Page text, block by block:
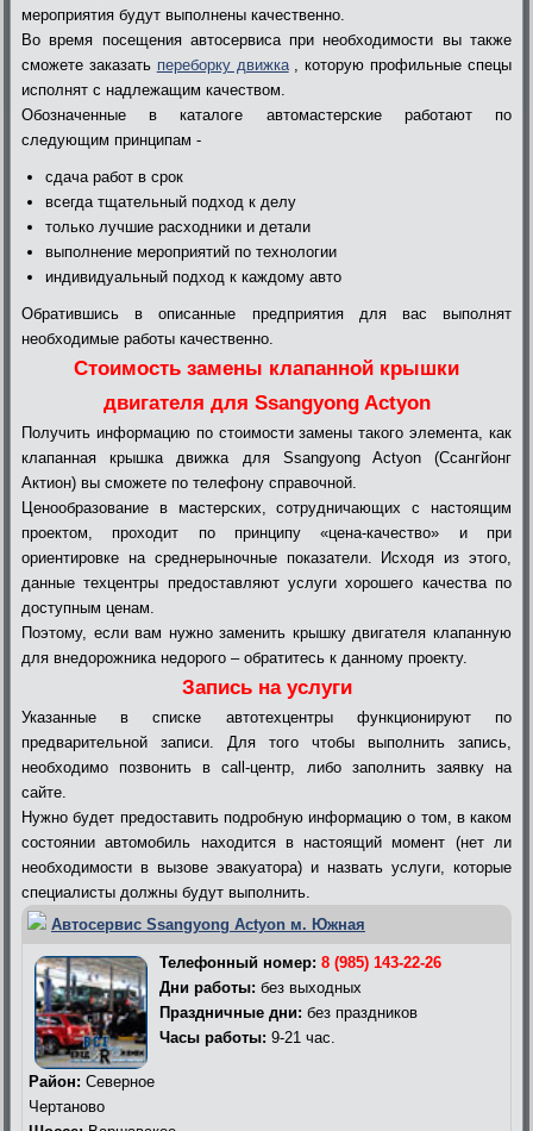
мероприятия будут выполнены качественно.
Во время посещения автосервиса при необходимости вы также
сможете заказать переборку движка, которую профильные спецы
исполнят с надлежащим качеством.
Обозначенные в каталоге автомастерские работают по
следующим принципам -
сдача работ в срок
всегда тщательный подход к делу
только лучшие расходники и детали
выполнение мероприятий по технологии
индивидуальный подход к каждому авто
Обратившись в описанные предприятия для вас выполнят
необходимые работы качественно.
Стоимость замены клапанной крышки
двигателя для Ssangyong Actyon
Получить информацию по стоимости замены такого элемента, как
клапанная крышка движка для Ssangyong Actyon (Ссангйонг
Актион) вы сможете по телефону справочной.
Ценообразование в мастерских, сотрудничающих с настоящим
проектом, проходит по принципу «цена-качество» и при
ориентировке на среднерыночные показатели. Исходя из этого,
данные техцентры предоставляют услуги хорошего качества по
доступным ценам.
Поэтому, если вам нужно заменить крышку двигателя клапанную
для внедорожника недорого – обратитесь к данному проекту.
Запись на услуги
Указанные в списке автотехцентры функционируют по
предварительной записи. Для того чтобы выполнить запись,
необходимо позвонить в call-центр, либо заполнить заявку на
сайте.
Нужно будет предоставить подробную информацию о том, в каком
состоянии автомобиль находится в настоящий момент (нет ли
необходимости в вызове эвакуатора) и назвать услуги, которые
специалисты должны будут выполнить.
Автосервис Ssangyong Actyon м. Южная
Телефонный номер: 8 (985) 143-22-26
Дни работы: без выходных
Праздничные дни: без праздников
Часы работы: 9-21 час.
Район: Северное
Чертаново